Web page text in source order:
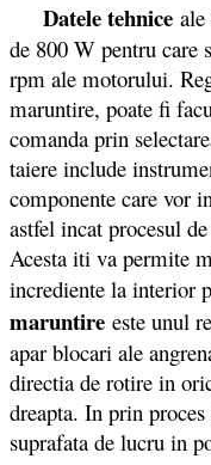
Datele tehnice
de 800 W pentru care
rpm ale motorului.
maruntire, poate fi
comanda prin
taiere include
componente care vor
astfel incat procesul
Acesta iti va permite
incrediente la interior
maruntire este unul
apar blocari ale
directia de rotire in
dreapta. In prin
suprafata de lucru in